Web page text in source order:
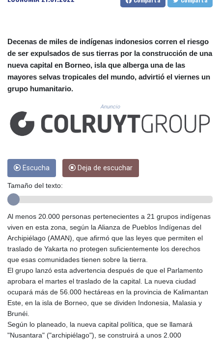
CUC 1.156136
DJF 205.267449
DKK 7.477932
DOP 67.289164
DZD 152.967099
ETB 186.049588
FJD 2.553384
FKP 0.8566
GGP 0.8566
GHS 13.526832
GMD 84.980421
GTQ 8.794891
GYD 241.157003
HKD 9.067746
HNL 30.895616
HRK 7.536622
HTG 150.718127
HUF 363.096405
IDR 20580.370421
ILS 3.468234
INR 110.076256
IQD 1509.981237
Decenas de miles de indígenas indonesios corren el riesgo
de ser expulsados de sus tierras por la construcción de una
nueva capital en Borneo, isla que alberga una de las
mayores selvas tropicales del mundo, advirtió el viernes un
grupo humanitario.
Anuncio
Escucha Deja de escuchar
Tamaño del texto:
Al menos 20.000 personas pertenecientes a 21 grupos indígenas
viven en esta zona, según la Alianza de Pueblos Indígenas del
Archipiélago (AMAN), que afirmó que las leyes que permiten el
traslado de Yakarta no protegen suficientemente los derechos
que esas comunidades tienen sobre la tierra.
El grupo lanzó esta advertencia después de que el Parlamento
aprobara el martes el traslado de la capital. La nueva ciudad
ocupará más de 56.000 hectáreas en la provincia de Kalimantan
Este, en la isla de Borneo, que se dividen Indonesia, Malasia y
Brunéi.
Según lo planeado, la nueva capital política, que se llamará
"Nusantara" ("archipiélago"), se construirá a unos 2.000